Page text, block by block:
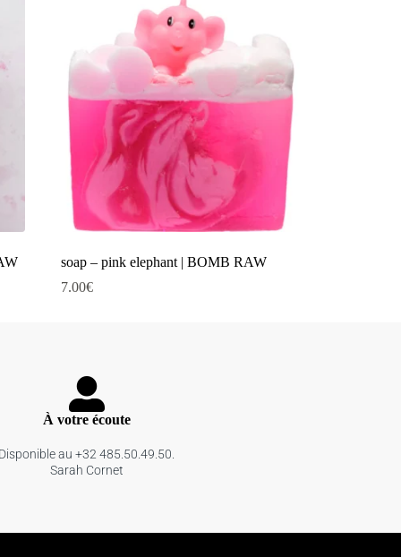
soap – pink elephant | BOMB RAW
7.00€
À votre écoute
au +32 485.50.49.50.
Sarah Cornet